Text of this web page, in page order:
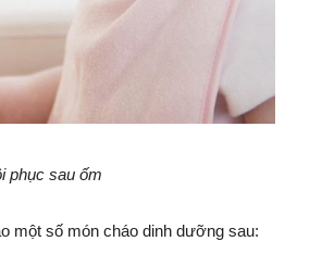
phục sau ốm
một số món cháo dinh dưỡng sau: